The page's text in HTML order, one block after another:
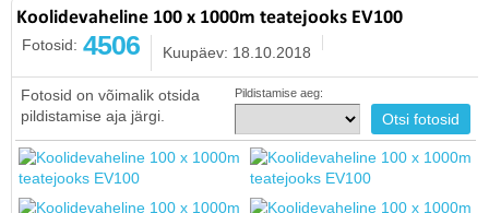
Koolidevaheline 100 x 1000m teatejooks EV100
Fotosid: 4506 Kuupäev: 18.10.2018
Fotosid on võimalik otsida
pildistamise aja järgi.
Pildistamise aeg: